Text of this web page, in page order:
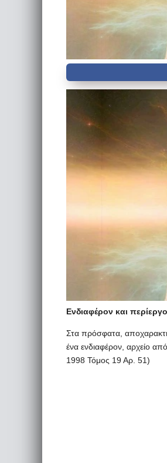
Ενδιαφέρον και
Στα πρόσφατα,
ένα ενδιαφέρον, αρχείο
1998 Τόμος 19 Αρ. 51)